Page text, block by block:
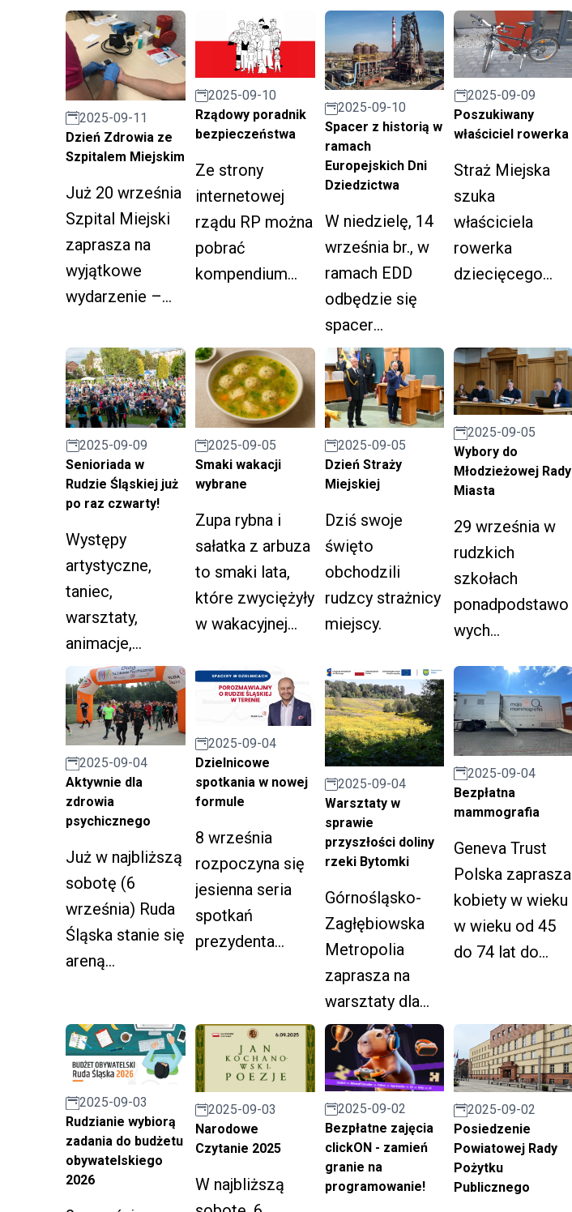
poświęcona
sprawom służby
zdrowia.
w wieku od 7 do
16 lat do
Państwowej
Szkoły
Muzycznej I
intensywne
opady deszczu.
2025-09-11
Dzień Zdrowia ze
Szpitalem Miejskim
Już 20 września
Szpital Miejski
zaprasza na
wyjątkowe
wydarzenie –
który odbędzie
się w godzinach
10:00–14:00 na
terenie szpitala
w dzielnicy
Bielszowice.
2025-09-10
Rządowy poradnik
bezpieczeństwa
Ze strony
internetowej
rządu RP można
pobrać
kompendium
postępowania w
obliczu różnego
rodzaju
zagrożeń i
sytuacji
kryzysowych.
2025-09-10
Spacer z historią w
ramach
Europejskich Dni
Dziedzictwa
W niedzielę, 14
września br., w
ramach EDD
odbędzie się
spacer
historyczny pod
hasłem „Stalowe
serca, czyli
opowieść o
hucie i jej
mieszkańcach”.
2025-09-09
Poszukiwany
właściciel rowerka
Straż Miejska
szuka
właściciela
rowerka
dziecięcego
znaleziony 23
sierpnia w
rejonie ul.
Kłodnickiej 99.
2025-09-09
Senioriada w
Rudzie Śląskiej już
po raz czwarty!
Występy
artystyczne,
taniec,
warsztaty,
animacje,
profilaktyka
zdrowotna i
wspólna zabawa
– to wszystko
czeka na
uczestników IV
Rudzkiej
Senioriady.
2025-09-05
Smaki wakacji
wybrane
Zupa rybna i
sałatka z arbuza
to smaki lata,
które zwyciężyły
w wakacyjnej
kulinarnego
„Rudzkie
2025-09-05
Dzień Straży
Miejskiej
Dziś swoje
święto
obchodzili
rudzcy strażnicy
miejscy.
2025-09-05
Wybory do
Młodzieżowej Rady
Miasta
29 września w
rudzkich
szkołach
ponadpodstawo
wych
e zostaną
wybory do
Młodzieżowej
Rady Miasta
kadencji 2025-
2027.
2025-09-04
Aktywnie dla
zdrowia
psychicznego
Już w najbliższą
sobotę (6
września) Ruda
Śląska stanie się
areną
Biegu - Marszu
dla Zdrowia
2025-09-04
Dzielnicowe
spotkania w nowej
formule
8 września
rozpoczyna się
jesienna seria
spotkań
prezydenta
mieszkańcami.
Tym razem będą
one miały
formę spacerów
po dzielnicach.
2025-09-04
Warsztaty w
sprawie
przyszłości doliny
rzeki Bytomki
Górnośląsko-
Zagłębiowska
Metropolia
zaprasza na
warsztaty dla
mieszkańców,
którzy chcą
zabrać głos w
sprawie
przyszłości
doliny rzeki
Bytomki.
2025-09-04
Bezpłatna
mammografia
Geneva Trust
Polska zaprasza
kobiety w wieku
w wieku od 45
do 74 lat do
mammografii.
2025-09-03
Rudzianie wybiorą
zadania do budżetu
obywatelskiego
2026
2025-09-03
Narodowe
Czytanie 2025
W najbliższą
2025-09-02
Bezpłatne zajęcia
clickON - zamień
granie na
programowanie!
2025-09-02
Posiedzenie
Powiatowej Rady
Pożytku
Publicznego